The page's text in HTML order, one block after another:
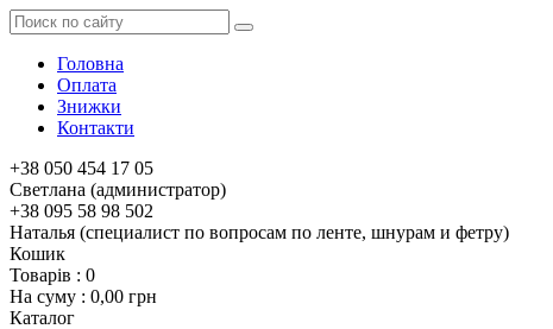
Головна
Оплата
Знижки
Контакти
+38 050 454 17 05
Светлана (администратор)
+38 095 58 98 502
Наталья (специалист по вопросам по ленте, шнурам и фетру)
Кошик
Товарів : 0
На суму : 0,00 грн
Каталог